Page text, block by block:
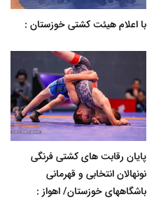
با اعلام هیئت کشتی خوزستان :
پایان رقابت های کشتی فرنگی
نونهالان انتخابی و قهرمانی
باشگاههای خوزستان/ اهواز :